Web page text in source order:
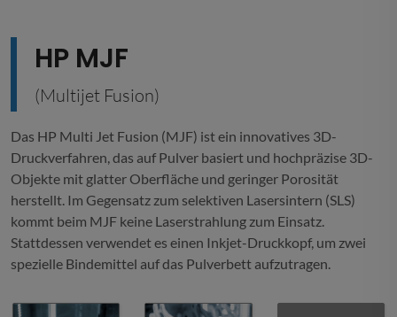
HP MJF
(Multijet Fusion)
Das HP Multi Jet Fusion (MJF) ist ein innovatives 3D-
Druckverfahren, das auf Pulver basiert und hochpräzise 3D-
Objekte mit glatter Oberfläche und geringer Porosität
herstellt. Im Gegensatz zum selektiven Lasersintern (SLS)
kommt beim MJF keine Laserstrahlung zum Einsatz.
Stattdessen verwendet es einen Inkjet-Druckkopf, um zwei
spezielle Bindemittel auf das Pulverbett aufzutragen.